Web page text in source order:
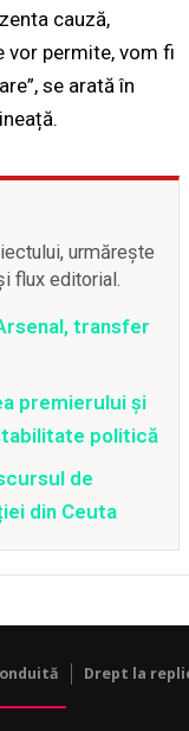
cauză,
vor permite, vom fi
se arată în
urmărește
flux editorial.
transfer
premierului și
politică
de
din Ceuta
Drept la